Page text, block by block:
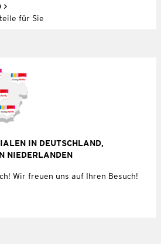
für Sie
IN DEUTSCHLAND,
NIEDERLANDEN
Wir freuen uns auf Ihren Besuch!